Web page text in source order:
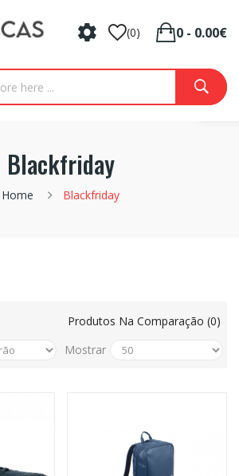
(0) 0 - 0.00€
Blackfriday
Home Blackfriday
Produtos Na Comparação (0)
Mostrar